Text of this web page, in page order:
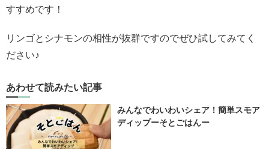
すすめです！
リンゴとシナモンの相性が抜群ですのでぜひ試してみてく
ださい♪
あわせて読みたい記事
みんなでわいわいシェア！簡単スモア
ディップーそとごはんー